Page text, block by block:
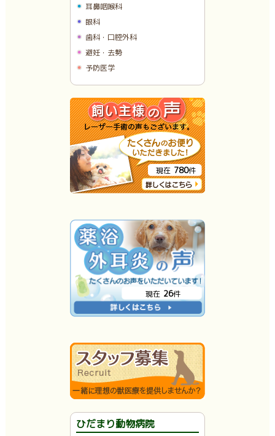
耳鼻咽喉科
眼科
歯科・口腔外科
避妊・去勢
予防医学
現在 780件
現在 26件
ひだまり動物病院